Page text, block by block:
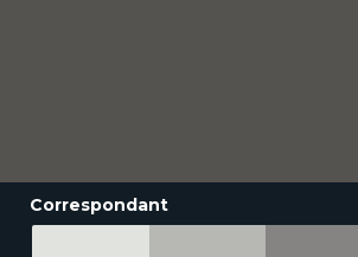
Correspondant